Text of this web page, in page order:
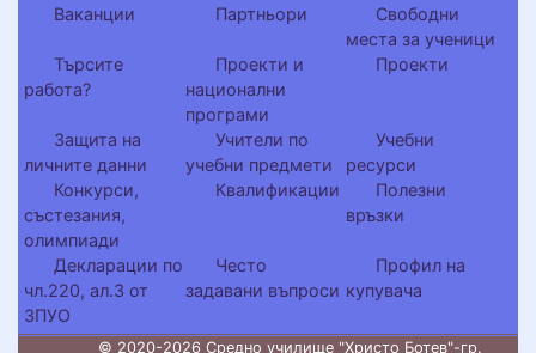
Ваканции
Партньори
Свободни
места за ученици
Търсите
работа?
Проекти и
национални
програми
Проекти
Защита на
личните данни
Учители по
учебни предмети
Учебни
ресурси
Конкурси,
състезания,
олимпиади
Квалификации
Полезни
връзки
Декларации по
чл.220, ал.3 от
ЗПУО
Често
задавани въпроси
Профил на
купувача
© 2020-2026 Средно училище "Христо Ботев"-гр.